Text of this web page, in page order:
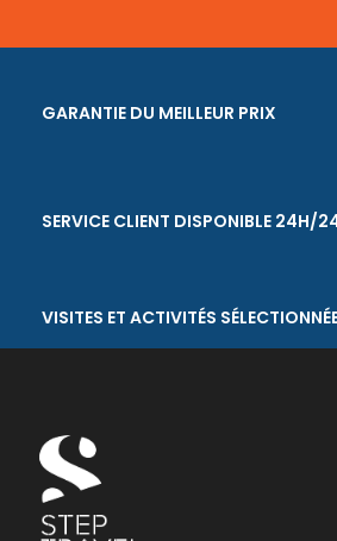
GARANTIE DU MEILLEUR PRIX
SERVICE CLIENT DISPONIBLE 24H/
VISITES ET ACTIVITÉS